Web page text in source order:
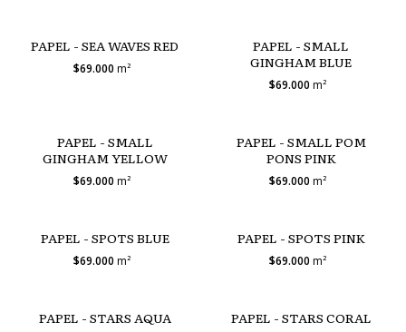
PAPEL - SEA WAVES RED
$69.000 m²
PAPEL - SMALL
GINGHAM BLUE
$69.000m²
PAPEL - SMALL
GINGHAM YELLOW
$69.000 m²
PAPEL - SMALL POM
PONS PINK
$69.000m²
PAPEL - SPOTS BLUE
$69.000 m²
PAPEL - SPOTS PINK
$69.000m²
PAPEL - STARS AQUA PAPEL - STARS CORAL